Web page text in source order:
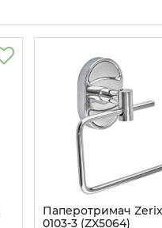
Паперотримач
0103-3 (ZX5064)